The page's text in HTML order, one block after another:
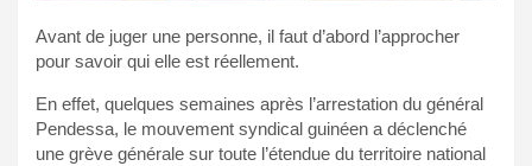
Avant de juger une personne, il faut d’abord l’approcher
pour savoir qui elle est réellement.
En effet, quelques semaines après l’arrestation du général
Pendessa, le mouvement syndical guinéen a déclenché
une grève générale sur toute l’étendue du territoire national